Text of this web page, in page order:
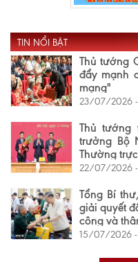
TIN NỔI BẬT
Thủ tướng
đẩy mạnh
mạng"
23/07/2026 -
Thủ tướng
trưởng Bộ
Thường
22/07/2026
Tổng Bí
giải quyết
công và
15/07/2026 -